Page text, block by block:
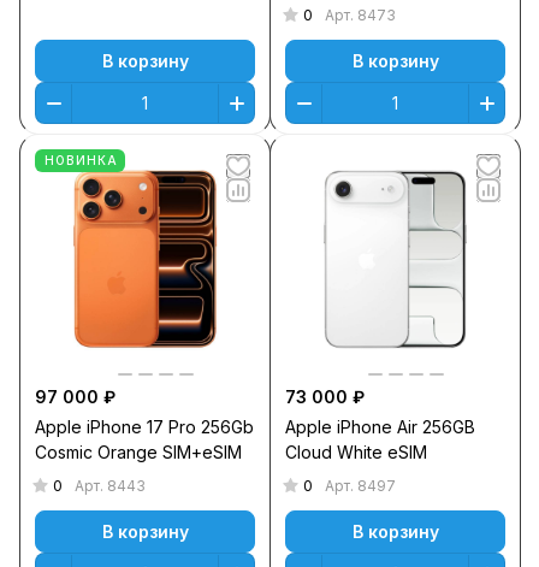
В корзину
0 Арт. 8473
В корзину
НОВИНКА
97 000 ₽
Apple iPhone 17 Pro 256Gb
Cosmic Orange SIM+eSIM
0 Арт. 8443
В корзину
73 000 ₽
Apple iPhone Air 256GB
Cloud White eSIM
0 Арт. 8497
В корзину